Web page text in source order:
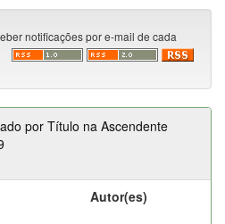
notificações por e-mail de cada
por Título na Ascendente
Autor(es)